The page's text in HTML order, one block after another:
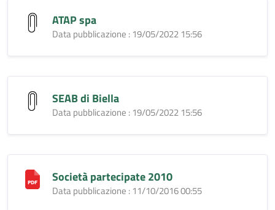
ATAP spa
Data pubblicazione : 19/05/2022 15:56
SEAB di Biella
Data pubblicazione : 19/05/2022 15:56
Società partecipate 2010
Data pubblicazione : 11/10/2016 00:55